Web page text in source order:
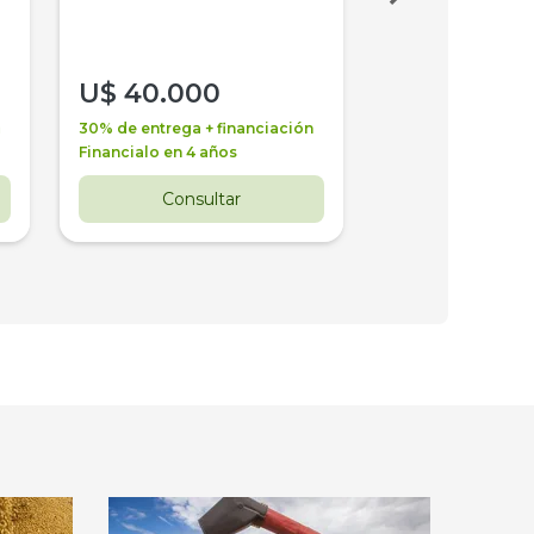
U$ 40.000
30% de entrega + financiación
Financialo en 4 años
Consultar